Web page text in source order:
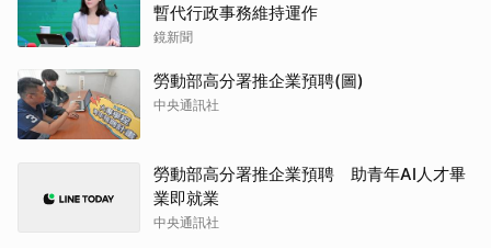
暫代行政事務維持運作
鏡新聞
勞動部高分署推企業預聘(圖)
中央通訊社
勞動部高分署推企業預聘 助青年AI人才畢
業即就業
中央通訊社